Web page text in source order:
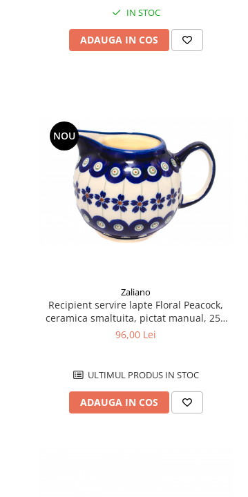
IN STOC
ADAUGA IN COS
NOU
Zaliano
Recipient servire lapte Floral Peacock,
ceramica smaltuita, pictat manual, 250
ml
96,00 Lei
ULTIMUL PRODUS IN STOC
ADAUGA IN COS